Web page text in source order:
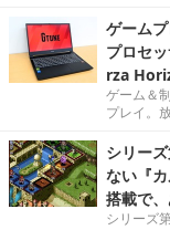
ゲーム
プロセ
rza
ゲーム＆
プレイ。
シリー
ない『
搭載で
シリーズ